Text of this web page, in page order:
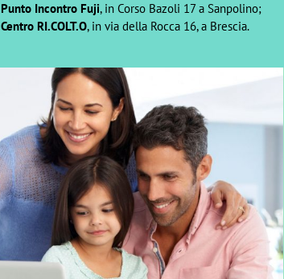
Punto Incontro Fuji, in Corso Bazoli 17 a Sanpolino;
Centro RI.COLT.O, in via della Rocca 16, a Brescia.